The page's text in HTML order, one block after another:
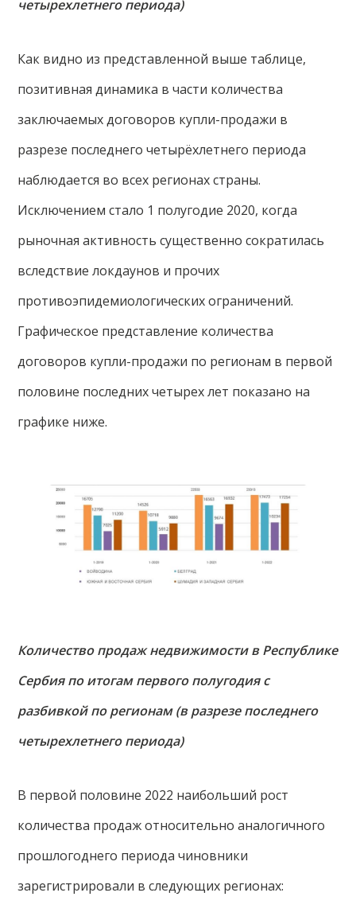
четырехлетнего периода)
Как видно из представленной выше таблице,
позитивная динамика в части количества
заключаемых договоров купли-продажи в
разрезе последнего четырёхлетнего периода
наблюдается во всех регионах страны.
Исключением стало 1 полугодие 2020, когда
рыночная активность существенно сократилась
вследствие локдаунов и прочих
противоэпидемиологических ограничений.
Графическое представление количества
договоров купли-продажи по регионам в первой
половине последних четырех лет показано на
графике ниже.
Количество продаж недвижимости в Республике
Сербия по итогам первого полугодия с
разбивкой по регионам (в разрезе последнего
четырехлетнего периода)
В первой половине 2022 наибольший рост
количества продаж относительно аналогичного
прошлогоднего периода чиновники
зарегистрировали в следующих регионах: